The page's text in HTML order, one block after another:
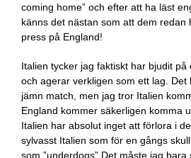
coming home” och efter att ha läst
känns det nästan som att dem redan
press på England!
Italien tycker jag faktiskt har bjudit på
och agerar verkligen som ett lag.
jämn match, men jag tror Italien
England kommer säkerligen komma
Italien har absolut inget att förlora i
sylvasst Italien som för en gångs
som ”underdogs” Det måste jag